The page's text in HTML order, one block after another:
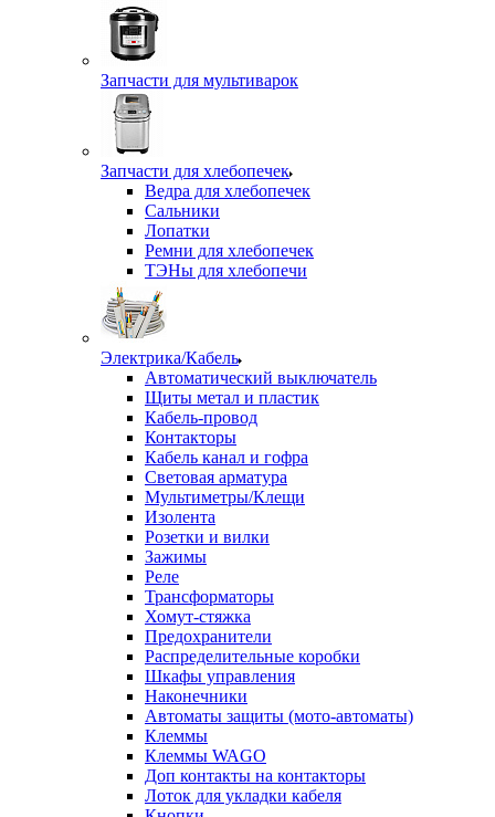
Запчасти для мультиварок
Запчасти для хлебопечек
Ведра для хлебопечек
Сальники
Лопатки
Ремни для хлебопечек
ТЭНы для хлебопечи
Электрика/Кабель
Автоматический выключатель
Щиты метал и пластик
Кабель-провод
Контакторы
Кабель канал и гофра
Световая арматура
Мультиметры/Клещи
Изолента
Розетки и вилки
Зажимы
Реле
Трансформаторы
Хомут-стяжка
Предохранители
Распределительные коробки
Шкафы управления
Наконечники
Автоматы защиты (мото-автоматы)
Клеммы
Клеммы WAGO
Доп контакты на контакторы
Лоток для укладки кабеля